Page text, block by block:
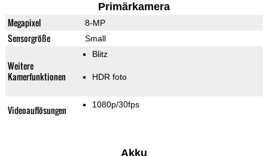
Primärkamera
Megapixel 8-MP
Sensorgröße Small
Weitere
Kamerfunktionen
Blitz
HDR foto
Videoauflösungen 1080p/30fps
Akku